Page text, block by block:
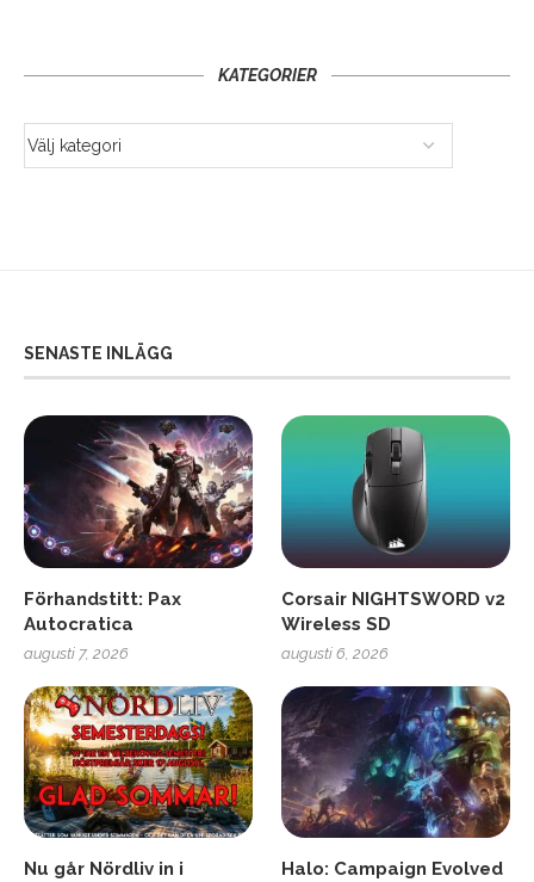
KATEGORIER
SENASTE INLÄGG
Förhandstitt: Pax
Autocratica
augusti 7, 2026
Corsair NIGHTSWORD v2
Wireless SD
augusti 6, 2026
Nu går Nördliv in i
Halo: Campaign Evolved